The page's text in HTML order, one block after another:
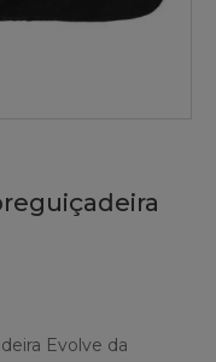
Evolve da